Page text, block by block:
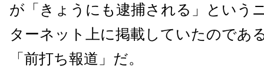
が「きょうにも逮捕される」という
ターネット上に掲載していたのであ
「前打ち報道」だ。